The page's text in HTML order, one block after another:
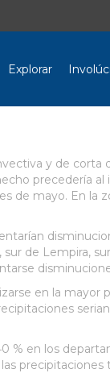
Explorar
y de
precedería
mayo. En la
de Lempira,
en la
en los